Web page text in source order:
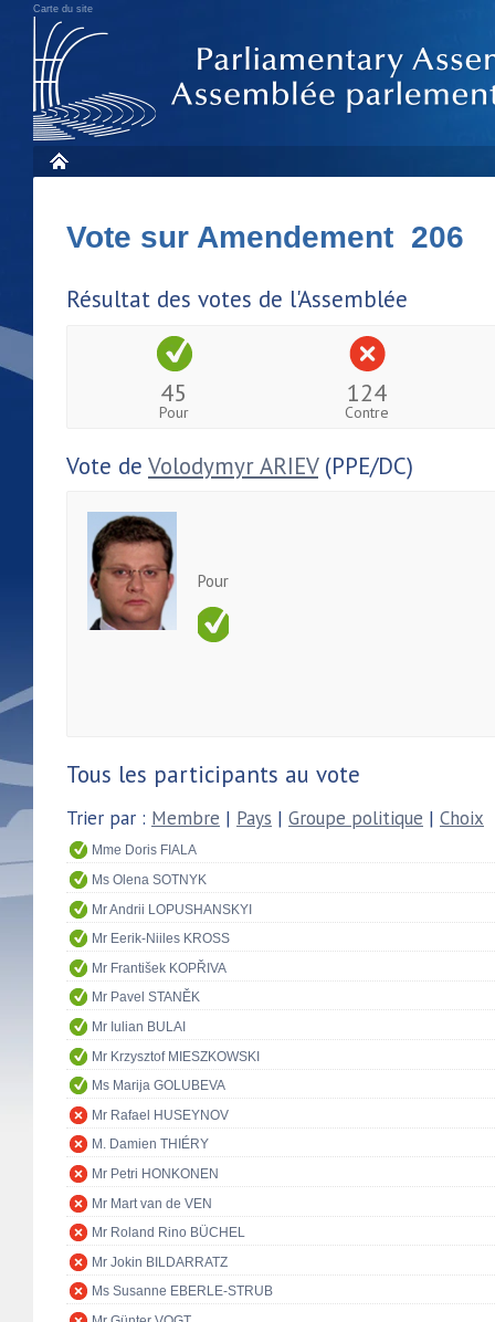
Carte du site
Vote sur Amendement 206
Résultat des votes de l'Assemblée
45
Pour
124
Contre
Vote de Volodymyr ARIEV(PPE/DC)
Pour
Tous les participants au vote
Trier par : Membre | Pays | Groupe politique | Choix
Mme Doris FIALA
Ms Olena SOTNYK
Mr Andrii LOPUSHANSKYI
Mr Eerik-Niiles KROSS
Mr František KOPŘIVA
Mr Pavel STANĚK
Mr Iulian BULAI
Mr Krzysztof MIESZKOWSKI
Ms Marija GOLUBEVA
Mr Rafael HUSEYNOV
M. Damien THIÉRY
Mr Petri HONKONEN
Mr Mart van de VEN
Mr Roland Rino BÜCHEL
Mr Jokin BILDARRATZ
Ms Susanne EBERLE-STRUB